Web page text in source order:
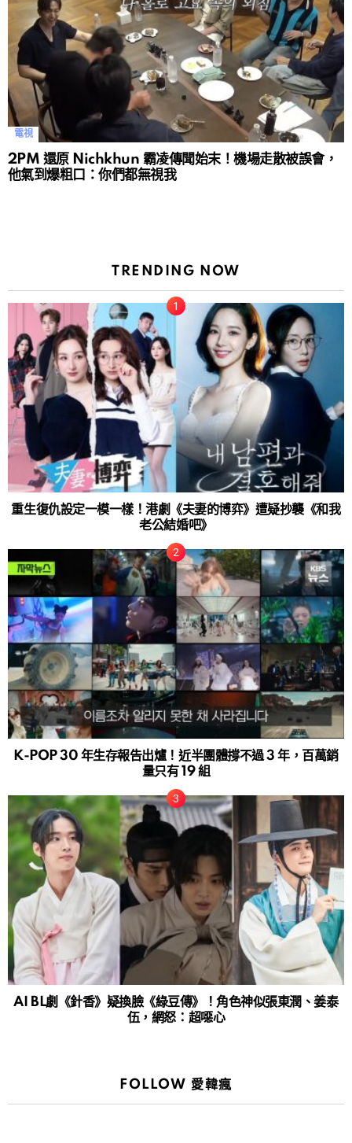
電視
2PM 還原 Nichkhun 霸凌傳聞始末！機場走散被誤會，
他氣到爆粗口：你們都無視我
TRENDING NOW
重生復仇設定一模一樣！港劇《夫妻的博弈》遭疑抄襲《和我
老公結婚吧》
K-POP 30 年生存報告出爐！近半團體撐不過 3 年，百萬銷
量只有 19 組
AI BL劇《針香》疑換臉《綠豆傳》！角色神似張東潤、姜泰
伍，網怒：超噁心
FOLLOW 愛韓瘋